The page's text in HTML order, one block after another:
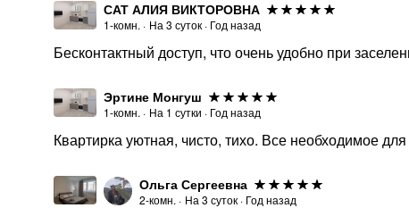
САТ АЛИЯ ВИКТОРОВНА
1-комн. · На 3 суток · Год назад
Бесконтактный доступ, что очень удобно при
Эртине Монгуш
1-комн. · На 1 сутки · Год назад
Квартирка уютная, чисто, тихо. Все необходимое
Ольга Сергеевна
2-комн. · На 3 суток · Год назад